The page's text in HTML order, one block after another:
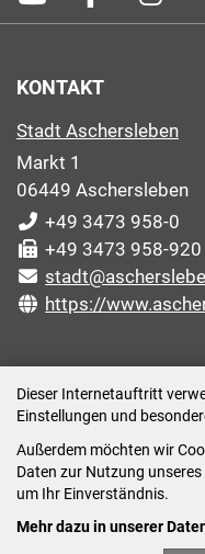
Dieser Internetauftritt
Einstellungen und
Außerdem möchten wir
Daten zur Nutzung
um Ihr Einverständnis.
Mehr dazu in unserer
KONTAKT
Stadt Aschersleben
Markt 1
06449 Aschersleben
+49 3473 958-0
+49 3473 958-920
https://
Montag: 09:00-
Dienstag: 09:00-
Mittwoch: 09:00 -
Donnerstag: 09:00-